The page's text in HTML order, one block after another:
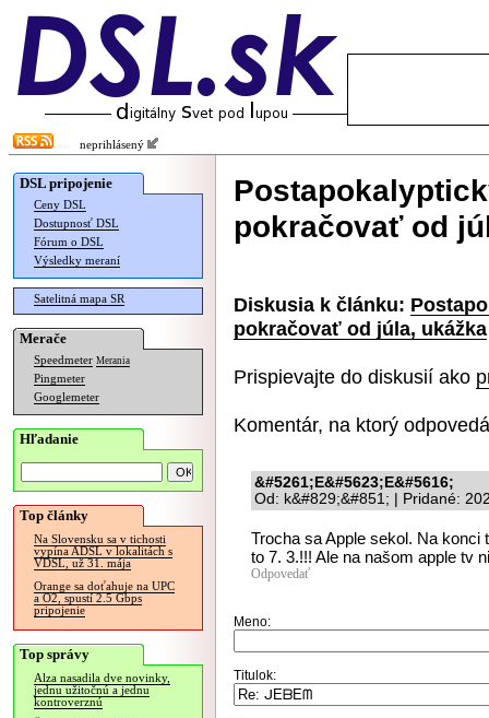
neprihlásený
DSL pripojenie
Ceny DSL
Dostupnosť DSL
Fórum o DSL
Výsledky meraní
Satelitná mapa SR
Merače
Speedmeter Merania
Pingmeter
Googlemeter
Hľadanie
Top články
Na Slovensku sa v tichosti
vypína ADSL v lokalitách s
VDSL, už 31. mája
Orange sa doťahuje na UPC
a O2, spustí 2.5 Gbps
pripojenie
Top správy
Alza nasadila dve novinky,
jednu užitočnú a jednu
kontroverznú
pokračovať od
Diskusia k článku:
pokračovať od júla, ukážka
Prispievajte do diskusií ako
Komentár, na ktorý
&#5261;E&#5623;E&#5616;
Od: k&#829;&#851; | Pridané:
Trocha sa Apple sekol. Na konci
to 7. 3.!!! Ale na našom apple tv
Odpovedať
Meno:
Titulok: